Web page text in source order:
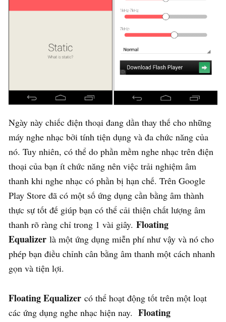
Ngày này chiếc điện thoại đang dần thay thế cho những
máy nghe nhạc bởi tính tiện dụng và đa chức năng của
nó. Tuy nhiên, có thể do phần mềm nghe nhạc trên điện
thoại của bạn ít chức năng nên việc trải nghiệm âm
thanh khi nghe nhạc có phần bị hạn chế. Trên Google
Play Store đã có một số ứng dụng cần bằng âm thành
thực sự tốt đế giúp bạn có thể cải thiện chất lượng âm
thanh rõ ràng chỉ trong 1 vài giây. Floating
Equalizer là một ứng dụng miễn phí như vậy và nó cho
phép bạn điều chỉnh cân bằng âm thanh một cách nhanh
gọn và tiện lợi.
Floating Equalizer có thể hoạt động tốt trên một loạt
các ứng dụng nghe nhạc hiện nay. Floating